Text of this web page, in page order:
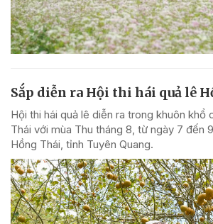
Sắp diễn ra Hội thi hái quả lê
Hội thi hái quả lê diễn ra trong khuôn khổ
Thái với mùa Thu tháng 8, từ ngày 7 đến
Hồng Thái, tỉnh Tuyên Quang.